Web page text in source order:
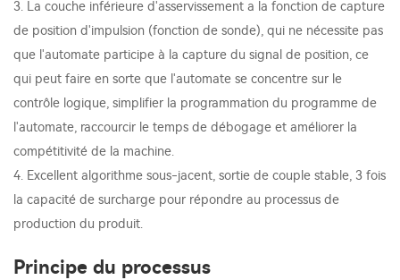
3. La couche inférieure d'asservissement a la fonction de capture
de position d'impulsion (fonction de sonde), qui ne nécessite pas
que l'automate participe à la capture du signal de position, ce
qui peut faire en sorte que l'automate se concentre sur le
contrôle logique, simplifier la programmation du programme de
l'automate, raccourcir le temps de débogage et améliorer la
compétitivité de la machine.
4. Excellent algorithme sous-jacent, sortie de couple stable, 3 fois
la capacité de surcharge pour répondre au processus de
production du produit.
Principe du processus